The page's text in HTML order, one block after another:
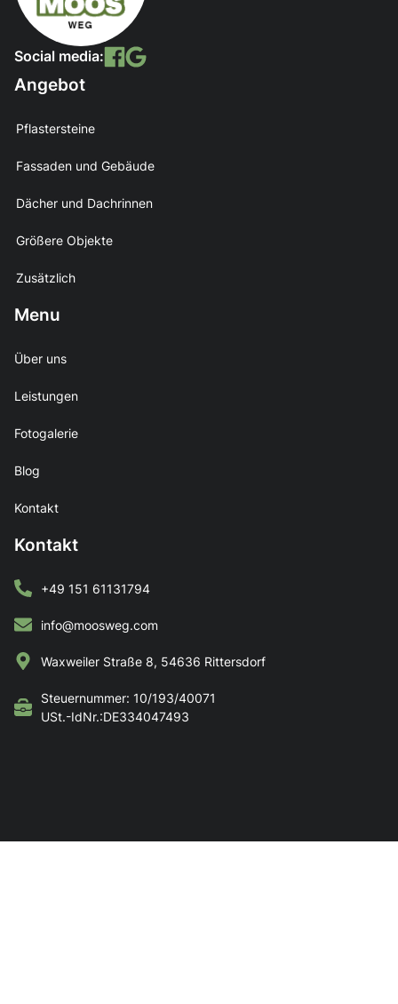
Social media:
Angebot
Pflastersteine
Fassaden und Gebäude
Dächer und Dachrinnen
Größere Objekte
Zusätzlich
Menu
Über uns
Leistungen
Fotogalerie
Blog
Kontakt
Kontakt
+49 151 61131794
info@moosweg.com
Waxweiler Straße 8, 54636 Rittersdorf
Steuernummer: 10/193/40071
USt.-IdNr.:DE334047493